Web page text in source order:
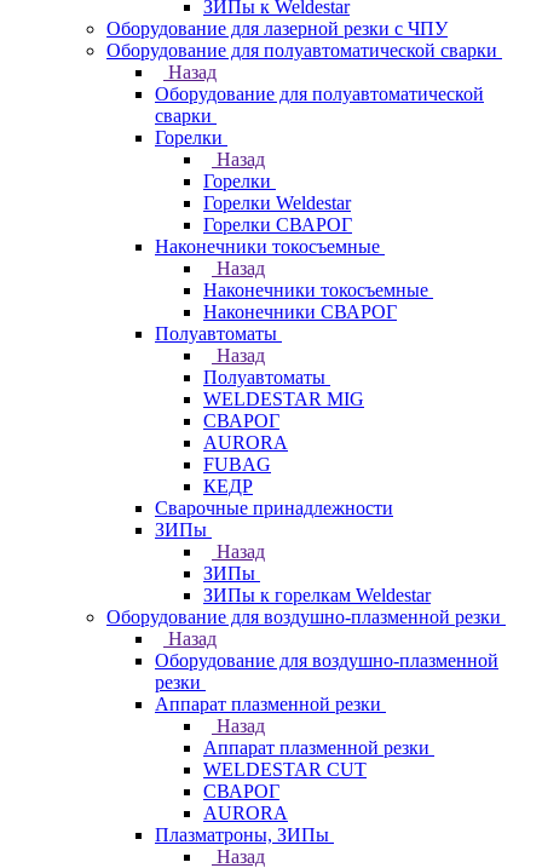
ЗИПы к Weldestar
Оборудование для лазерной резки с ЧПУ
Оборудование для полуавтоматической сварки
Назад
Оборудование для полуавтоматической
сварки
Горелки
Назад
Горелки
Горелки Weldestar
Горелки СВАРОГ
Наконечники токосъемные
Назад
Наконечники токосъемные
Наконечники СВАРОГ
Полуавтоматы
Назад
Полуавтоматы
WELDESTAR MIG
СВАРОГ
AURORA
FUBAG
КЕДР
Сварочные принадлежности
ЗИПы
Назад
ЗИПы
ЗИПы к горелкам Weldestar
Оборудование для воздушно-плазменной резки
Назад
Оборудование для воздушно-плазменной
резки
Аппарат плазменной резки
Назад
Аппарат плазменной резки
WELDESTAR CUT
СВАРОГ
AURORA
Плазматроны, ЗИПы
Назад